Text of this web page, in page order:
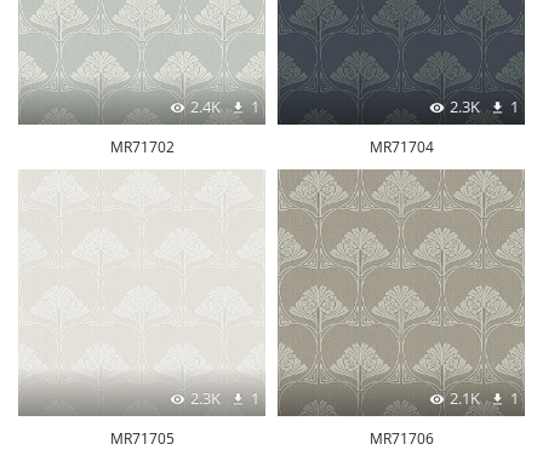
2.4K 1
MR71702
2.3K 1
MR71704
2.3K 1
MR71705
2.1K 1
MR71706